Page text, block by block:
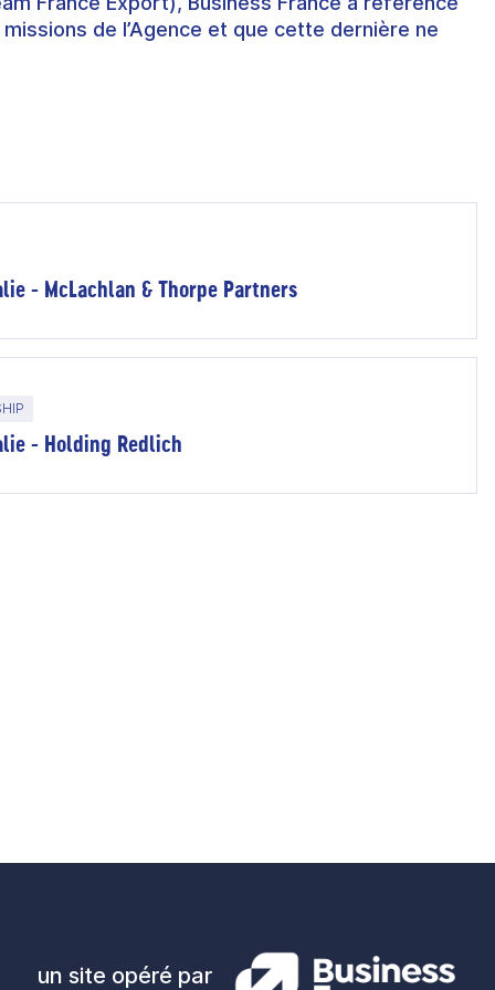
de l’Agence et que cette dernière ne
- McLachlan & Thorpe Partners
- Holding Redlich
un site opéré par